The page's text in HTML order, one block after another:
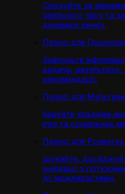
Слідкуйте за
реального часу та
динаміки ринку.
Проксі для
Знаходьте
видача,
рекомендації.
Проксі для
Керуйте кількома
ігор та соціальних
Проксі для
Шукайте,
інновації з
AI-можливостями.